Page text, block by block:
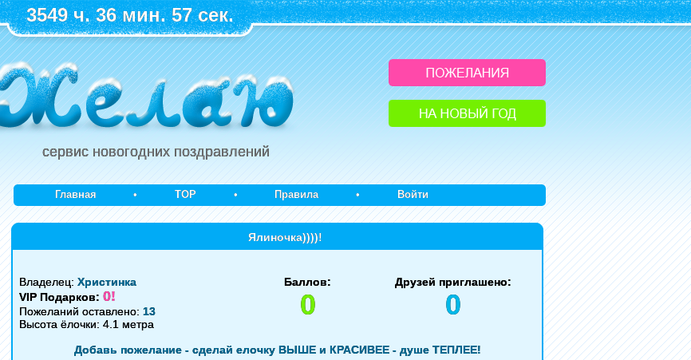
3549 ч. 36 мин. 57 сек.
сервис новогодних поздравлений
Главная • TOP • Правила • Войти
Ялиночка))))!
Владелец: Христинка
VIP Подарков: 0!
Пожеланий оставлено: 13
Высота ёлочки: 4.1 метра
Баллов:
0
Друзей приглашено:
0
Добавь пожелание - сделай елочку ВЫШЕ и КРАСИВЕЕ - душе ТЕПЛЕЕ!